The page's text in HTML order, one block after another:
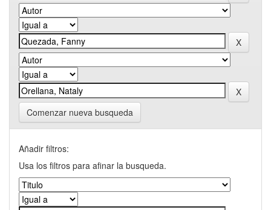
Comenzar nueva busqueda
Añadir filtros:
Usa los filtros para afinar la busqueda.